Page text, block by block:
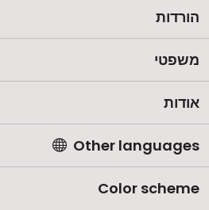
הורדות
משפטי
אודות
Other languages
Color scheme